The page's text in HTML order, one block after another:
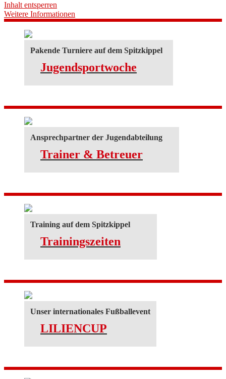
Inhalt entsperren
Weitere Informationen
Pakende Turniere auf dem Spitzkippel
Jugendsportwoche
Ansprechpartner der Jugendabteilung
Trainer & Betreuer
Training auf dem Spitzkippel
Trainingszeiten
Unser internationales Fußballevent
LILIENCUP